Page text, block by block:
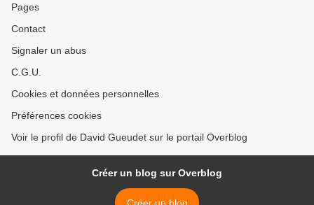
Pages
Contact
Signaler un abus
C.G.U.
Cookies et données personnelles
Préférences cookies
Voir le profil de David Gueudet sur le portail Overblog
Créer un blog sur Overblog